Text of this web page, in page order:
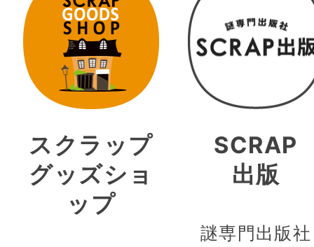
スクラップ
グッズショ
ップ
SCRAP
出版
謎専門出版社